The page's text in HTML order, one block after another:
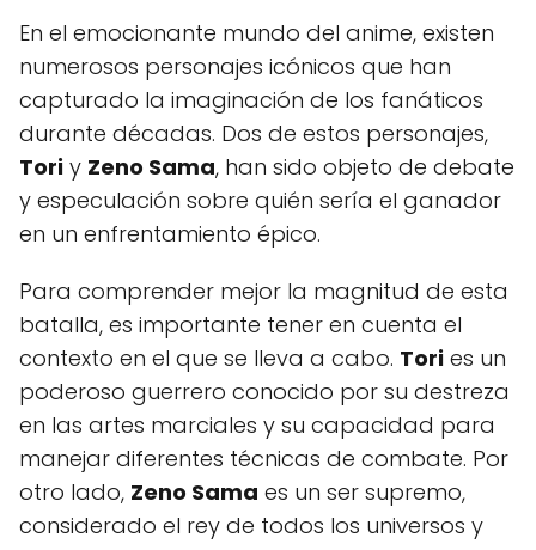
En el emocionante mundo del anime, existen
numerosos personajes icónicos que han
capturado la imaginación de los fanáticos
durante décadas. Dos de estos personajes,
Tori y Zeno Sama, han sido objeto de debate
y especulación sobre quién sería el ganador
en un enfrentamiento épico.
Para comprender mejor la magnitud de esta
batalla, es importante tener en cuenta el
contexto en el que se lleva a cabo. Tori es un
poderoso guerrero conocido por su destreza
en las artes marciales y su capacidad para
manejar diferentes técnicas de combate. Por
otro lado, Zeno Sama es un ser supremo,
considerado el rey de todos los universos y